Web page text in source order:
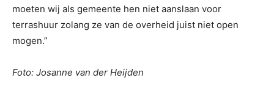
moeten wij als gemeente hen niet aanslaan voor
terrashuur zolang ze van de overheid juist niet open
mogen.”
Foto: Josanne van der Heijden